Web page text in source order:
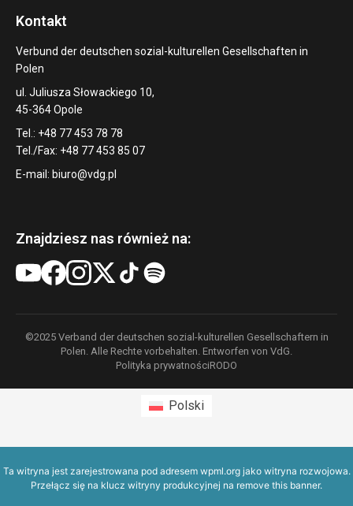
Kontakt
Verbund der deutschen sozial-kulturellen Gesellschaften in
Polen
ul. Juliusza Słowackiego 10,
45-364 Opole
Tel.: +48 77 453 78 78
Tel./Fax: +48 77 453 85 07
E-mail: biuro@vdg.pl
Znajdziesz nas również na:
©2025 Verband der deutschen sozial-kulturellen Gesellschaftern in
Polen. Alle Rechte vorbehalten. Entworfen von VdG.
Polityka prywatnościRODO
Polski
Ta witryna jest zarejestrowana pod adresem wpml.orgjako witryna rozwojowa.
Przełącz się na klucz witryny produkcyjnej na remove this banner.